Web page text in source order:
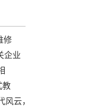
修
企业
教
云，